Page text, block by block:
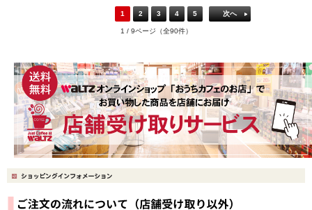
1 2 3 4 5 次へ
1 / 9ページ（全90件）